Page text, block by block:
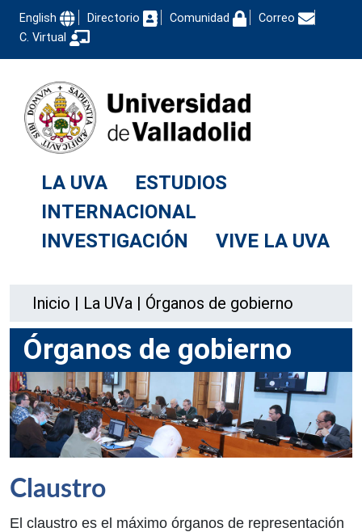
English Directorio Comunidad
Correo
C. Virtual
LA UVA
ESTUDIOS
INTERNACIONAL
INVESTIGACIÓN
VIVE LA UVA
Inicio | La UVa | Órganos de gobierno
Órganos de gobierno
Claustro
El claustro es el máximo órganos de representación